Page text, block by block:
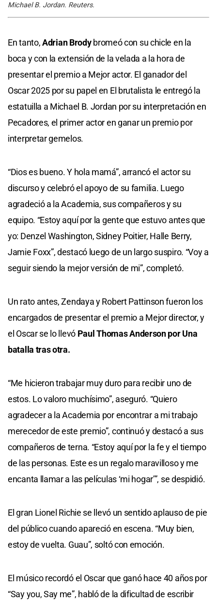
Michael B. Jordan. Reuters.
En tanto,Adrian Brodybromeó con su chicle en la
boca y con la extensión de la velada a la hora de
presentar el premio a Mejor actor. El ganador del
Oscar 2025 por su papel en El brutalista le entregó la
estatuilla a Michael B. Jordan por su interpretación en
Pecadores, el primer actor en ganar un premio por
interpretar gemelos.
“Dios es bueno. Y hola mamá”, arrancó el actor su
discurso y celebró el apoyo de su familia. Luego
agradeció a la Academia, sus compañeros y su
equipo. “Estoy aquí por la gente que estuvo antes que
yo: Denzel Washington, Sidney Poitier, Halle Berry,
Jamie Foxx”, destacó luego de un largo suspiro. “Voy a
seguir siendo la mejor versión de mi”, completó.
Un rato antes, Zendaya y Robert Pattinson fueron los
encargados de presentar el premio a Mejor director, y
el Oscar se lo llevó Paul Thomas Anderson por Una
batalla tras otra.
“Me hicieron trabajar muy duro para recibir uno de
estos. Lo valoro muchísimo”, aseguró. “Quiero
agradecer a la Academia por encontrar a mi trabajo
merecedor de este premio”, continuó y destacó a sus
compañeros de terna. “Estoy aquí por la fe y el tiempo
de las personas. Este es un regalo maravilloso y me
encanta llamar a las películas ‘mi hogar’”, se despidió.
El gran Lionel Richie se llevó un sentido aplauso de pie
del público cuando apareció en escena. “Muy bien,
estoy de vuelta. Guau”, soltó con emoción.
El músico recordó el Oscar que ganó hace 40 años por
“Say you, Say me”, habló de la dificultad de escribir